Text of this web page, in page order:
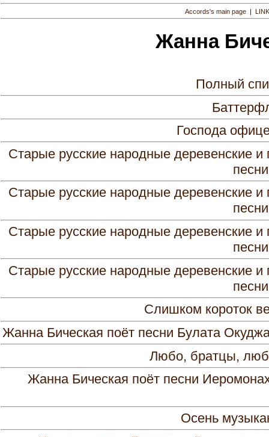
Accords's main page |
Жанна
Полный
Господа
Старые русские народные деревенские и
Старые русские народные деревенские и
Старые русские народные деревенские и
Старые русские народные деревенские и
Слишком короток
Жанна Бическая поёт песни Булата
Любо, братцы,
Жанна Бическая поёт песни
Осень